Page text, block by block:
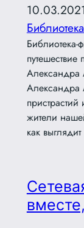
Александра
Александра
жители
как